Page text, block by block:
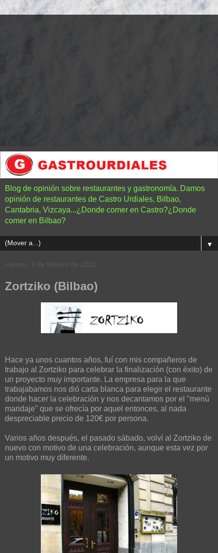
Blog de opinión sobre restaurantes y gastronomía. Damos
opinión de restaurantes de Castro Urdiales, Bilbao,
Cantabria, Vizcaya...¿Donde comer en Castro?¿Donde
comer en Bilbao?
▼
viernes, 3 de febrero de 2012
Zortziko (Bilbao)
Hace ya unos cuantos años, fuí con mis compañeros de
trabajo al Zortziko para celebrar la finalización (con éxito) de
un proyecto muy importante. La empresa para la que
trabajabamos nos dió carta blanca para elegir el restaurante
donde hacer la celebración y nos decantamos por el "menú
maridaje" que se ofrecía por aquel entonces, al nada
despreciable precio de 120€ por persona.
Varios años después, el pasado sábado, volví al Zortziko de
nuevo con motivo de una celebración, aunque esta vez por
un motivo muy diferente.